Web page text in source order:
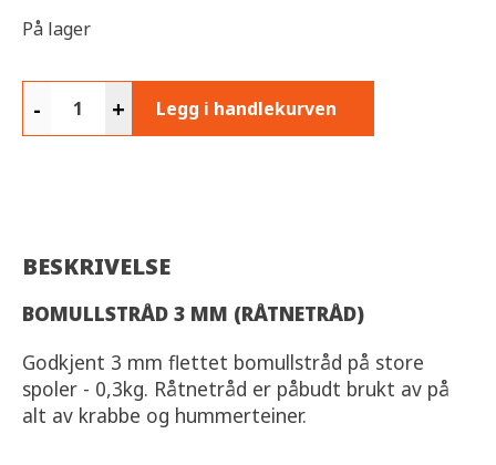
På lager
- + Legg i handlekurven
BESKRIVELSE
BOMULLSTRÅD 3 MM (RÅTNETRÅD)
Godkjent 3 mm flettet bomullstråd på store
spoler - 0,3kg. Råtnetråd er påbudt brukt av på
alt av krabbe og hummerteiner.